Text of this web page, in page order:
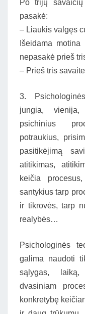
Po trijų
pasakė:
– Liaukis valgęs
Išeidama
nepasakė prieš
– Prieš tris
3.
jungia, vienija,
psichinius
potraukius,
pasitikėjimą
atitikimas,
keičia
santykius tarp
ir tikrovės, tarp
realybės…
Psichologinės
galima naudoti
sąlygas, laiką,
dvasiniam
konkretybę